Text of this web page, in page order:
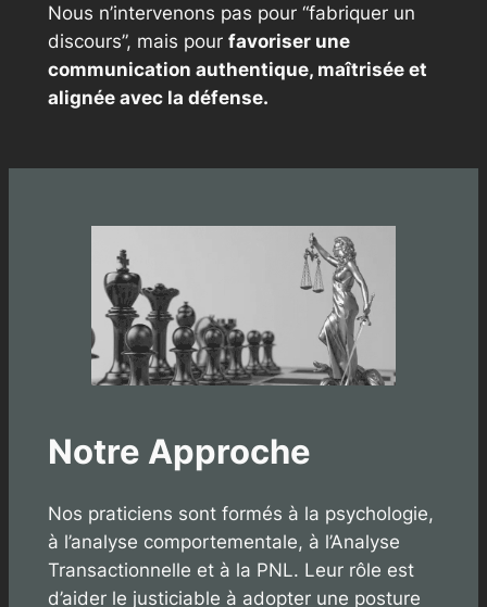
Nous n’intervenons pas pour “fabriquer un
discours”, mais pour favoriser une
communication authentique, maîtrisée et
alignée avec la défense.
Notre Approche
Nos praticiens sont formés à la psychologie,
à l’analyse comportementale, à l’Analyse
Transactionnelle et à la PNL. Leur rôle est
d’aider le justiciable à adopter une posture